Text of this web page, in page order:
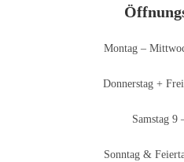
Montag –
Donnerstag +
Samstag 9
Sonntag &